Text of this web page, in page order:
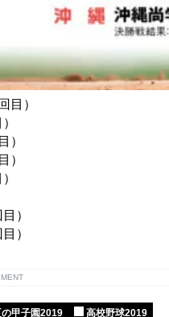
目）
）
）
）
）
の甲子園2019 高校野球2019